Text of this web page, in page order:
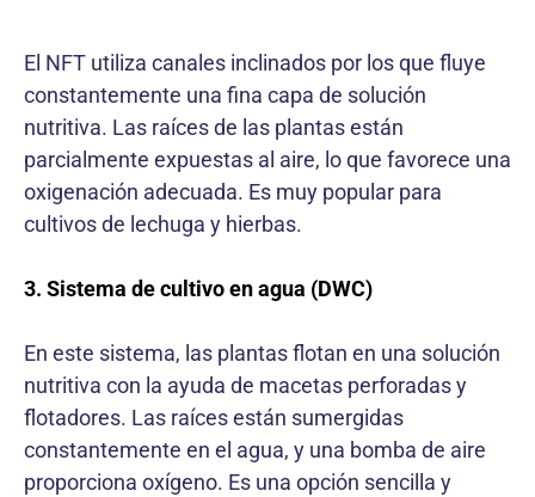
El NFT utiliza canales inclinados por los que fluye
constantemente una fina capa de solución
nutritiva. Las raíces de las plantas están
parcialmente expuestas al aire, lo que favorece una
oxigenación adecuada. Es muy popular para
cultivos de lechuga y hierbas.
3. Sistema de cultivo en agua (DWC)
En este sistema, las plantas flotan en una solución
nutritiva con la ayuda de macetas perforadas y
flotadores. Las raíces están sumergidas
constantemente en el agua, y una bomba de aire
proporciona oxígeno. Es una opción sencilla y